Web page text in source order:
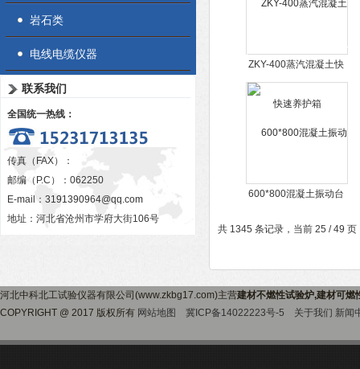
岩石类
电线电缆仪器
联系我们
全国统一热线：
传真（FAX）：
邮编（P.C）：062250
E-mail： 3191390964@qq.com
地址：河北省沧州市学府大街106号
ZKY-400蒸汽混凝土快
速养护箱
600*800混凝土振动台
置
共 1345 条记录，当前 25 / 49
河北中科北工试验仪器有限公司(www.zkbg17.com)主营建材不燃性试验炉,建材可燃
COPYRIGHT @ 2017 版权所有 网站地图 冀ICP备14022223号-5 关于我们 新闻